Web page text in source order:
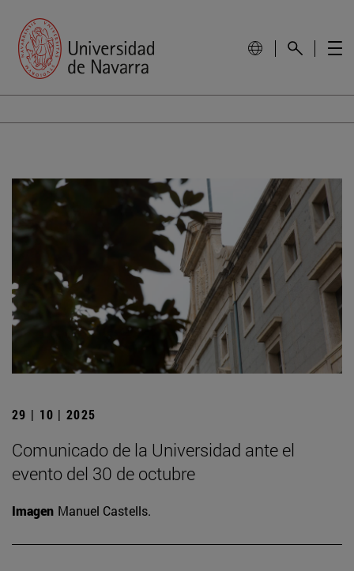
29 | 10 | 2025
Comunicado de la Universidad ante el
evento del 30 de octubre
Imagen Manuel Castells.